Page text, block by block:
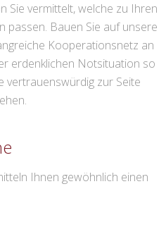
Sie vermittelt, welche zu Ihren
passen. Bauen Sie auf unsere
Kooperationsnetz an
erdenklichen Notsituation so
vertrauenswürdig zur Seite
Ihnen gewöhnlich einen